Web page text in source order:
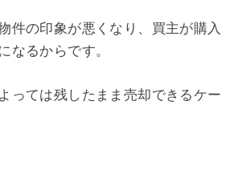
件の印象が悪くなり、買主が購入
なるからです。
っては残したまま売却できるケー